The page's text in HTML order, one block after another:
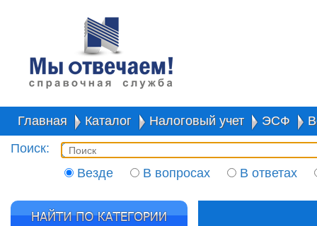
Главная Каталог Налоговый учет ЭСФ
Поиск:
Везде
В вопросах В ответах